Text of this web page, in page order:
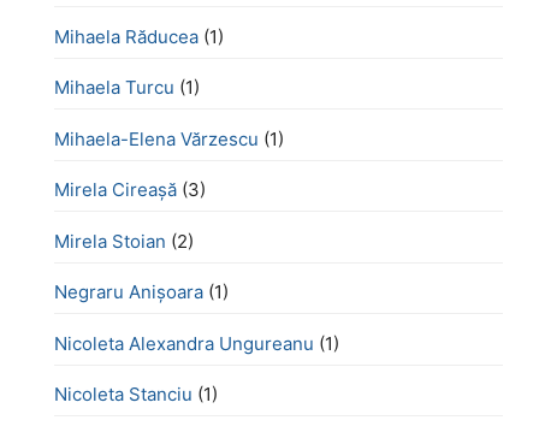
Mihaela Răducea (1)
Mihaela Turcu (1)
Mihaela-Elena Vărzescu (1)
Mirela Cireașă (3)
Mirela Stoian (2)
Negraru Anișoara (1)
Nicoleta Alexandra Ungureanu (1)
Nicoleta Stanciu (1)